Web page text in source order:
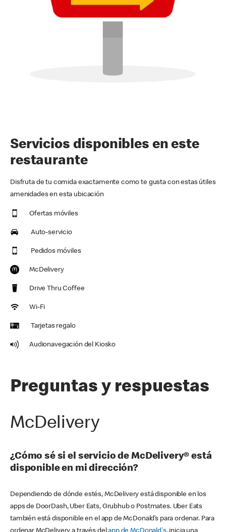
Servicios disponibles en este
restaurante
Disfruta de tu comida exactamente como te gusta con estas útiles
amenidades en esta ubicación
Ofertas móviles
Auto-servicio
Pedidos móviles
McDelivery
Drive Thru Coffee
Wi-Fi
Tarjetas regalo
Audionavegación del Kiosko
Preguntas y respuestas
McDelivery
¿Cómo sé si el servicio de McDelivery® está
disponible en mi dirección?
Dependiendo de dónde estés, McDelivery está disponible en los
apps de DoorDash, Uber Eats, Grubhub o Postmates. Uber Eats
también está disponible en el app de McDonald’s para ordenar. Para